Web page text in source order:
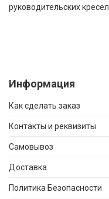
руководительских кресел
Информация
Как сделать заказ
Контакты и реквизиты
Самовывоз
Доставка
Политика Безопасности